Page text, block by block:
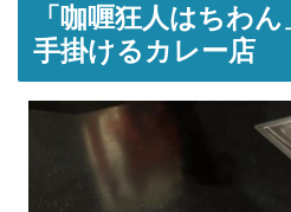
「咖喱狂人はちわ
手掛けるカレー店